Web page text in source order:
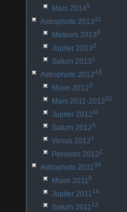
Mars 20145
Astrophoto 201311
Meteors 20138
Jupiter 20132
Saturn 20131
Astrophoto 201243
Moon 20123
Mars 2011-201222
Jupiter 201211
Saturn 20125
Venus 20121
Perseids 20121
Astrophoto 201139
Moon 20118
Jupiter 201116
Saturn 201112